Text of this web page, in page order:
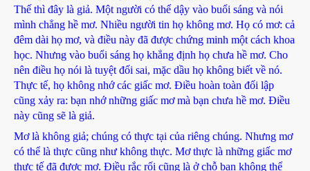
Thế thì đây là giả. Một người có thể dậy vào buổi sáng và nói
mình chẳng hề mơ. Nhiều người tin họ không mơ. Họ có mơ: cả
đêm dài họ mơ, và điều này đã được chứng minh một cách khoa
học. Nhưng vào buổi sáng họ khẳng định họ chưa hề mơ. Cho
nên điều họ nói là tuyệt đối sai, mặc dầu họ không biết về nó.
Thực tế, họ không nhớ các giấc mơ. Điều hoàn toàn đối lập
cũng xảy ra: bạn nhớ những giấc mơ mà bạn chưa hề mơ. Điều
này cũng sẽ là giả.
Mơ là không giả; chúng có thực tại của riêng chúng. Nhưng mơ
có thể là thực cũng như không thực. Mơ thực là những giấc mơ
thực tế đã được mơ. Điều rắc rối cũng là ở chỗ bạn không thể